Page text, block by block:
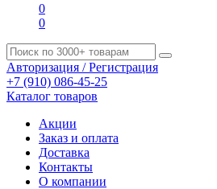
0
0
Авторизация / Регистрация
+7 (910) 086-45-25
Каталог товаров
Акции
Заказ и оплата
Доставка
Контакты
О компании